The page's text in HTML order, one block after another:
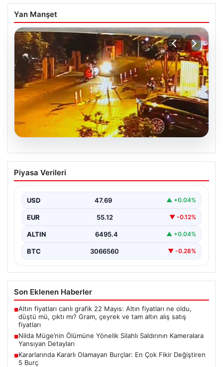
Yan Manşet
Nilda Müge’nin Ölümüne Yönelik Silahlı
Saldırının Kameralara Yansıyan
İstanbul’un Şişli ilçesinde yaşanan korkutucu olayda,
ilaçları…
Piyasa Verileri
USD 47.69 ▲ +0.04%
EUR 55.12 ▼ -0.12%
ALTIN 6495.4 ▲ +0.04%
BTC 3066560 ▼ -0.28%
Son Eklenen Haberler
■Altın fiyatları canlı grafik 22 Mayıs: Altın fiyatları ne oldu,
düştü mü, çıktı mı? Gram, çeyrek ve tam altın alış satış
fiyatları
■Nilda Müge’nin Ölümüne Yönelik Silahlı Saldırının Kameralara
Yansıyan Detayları
■Kararlarında Kararlı Olamayan Burçlar: En Çok Fikir Değiştiren
5 Burç